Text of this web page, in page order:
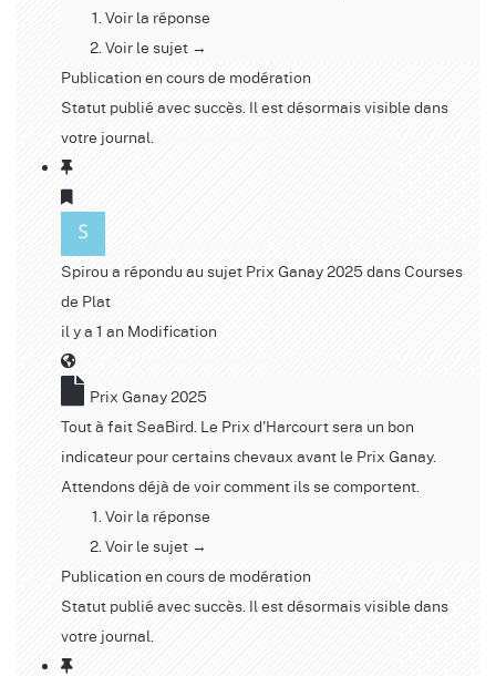
Voir la réponse
Voir le sujet →
Publication en cours de modération
Statut publié avec succès. Il est désormais visible dans
votre journal.
Spirou a répondu au sujet Prix Ganay 2025dans Courses
de Plat
il y a 1 an Modification
Prix Ganay 2025
Tout à fait SeaBird. Le Prix d'Harcourt sera un bon
indicateur pour certains chevaux avant le Prix Ganay.
Attendons déjà de voir comment ils se comportent.
Voir la réponse
Voir le sujet →
Publication en cours de modération
Statut publié avec succès. Il est désormais visible dans
votre journal.